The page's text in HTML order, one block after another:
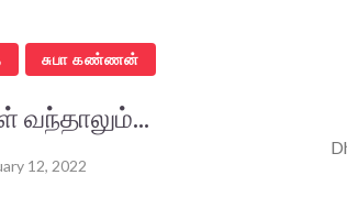
சுபா கண்ணன்
12, 2022